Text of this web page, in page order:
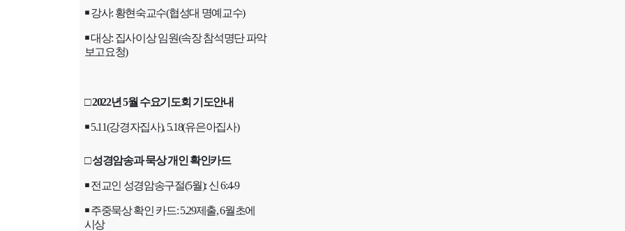
￭강사: 황현숙교수(협성대 명예교수)
￭대상: 집사이상 임원(속장 참석명단 파악
보고요청)
□2022년5월 수요기도회 기도안내
￭5.11(강경자집사), 5.18(유은아집사)
□성경암송과 묵상 개인 확인카드
￭전교인 성경암송구절(5월): 신6:4-9
￭주중묵상 확인 카드: 5.29제출, 6월초에
시상